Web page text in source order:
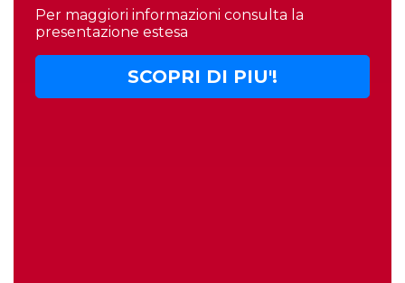
Per maggiori informazioni consulta la
presentazione estesa
SCOPRI DI PIU'!